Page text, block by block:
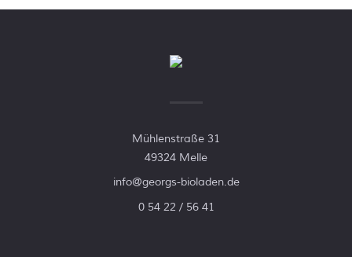
Mühlenstraße 31
49324 Melle
info@georgs-bioladen.de
0 54 22 / 56 41